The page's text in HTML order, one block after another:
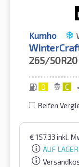
Kumho
WinterCraft
265/50R20
D C
Reifen
€ 157,33 inkl.
AUF LAGER